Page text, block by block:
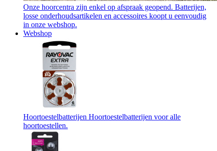
Onze hoorcentra zijn enkel op afspraak geopend. Batterijen,
losse onderhoudsartikelen en accessoires koopt u eenvoudig
in onze webshop.
Webshop
Hoortoestelbatterijen Hoortoestelbatterijen voor alle
hoortoestellen.